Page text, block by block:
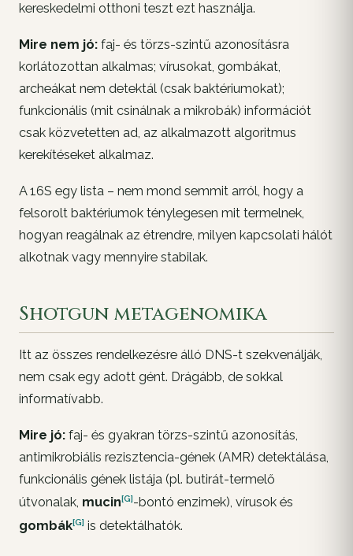
kereskedelmi otthoni teszt ezt használja.
Mire nem jó: faj- és törzs-szintű azonosításra
korlátozottan alkalmas; vírusokat, gombákat,
archeákat nem detektál (csak baktériumokat);
funkcionális (mit csinálnak a mikrobák) információt
csak közvetetten ad, az alkalmazott algoritmus
kerekítéseket alkalmaz.
A 16S egy lista – nem mond semmit arról, hogy a
felsorolt baktériumok ténylegesen mit termelnek,
hogyan reagálnak az étrendre, milyen kapcsolati hálót
alkotnak vagy mennyire stabilak.
Shotgun metagenomika
Itt az összes rendelkezésre álló DNS-t szekvenálják,
nem csak egy adott gént. Drágább, de sokkal
informatívabb.
Mire jó: faj- és gyakran törzs-szintű azonosítás,
antimikrobiális rezisztencia-gének (AMR) detektálása,
funkcionális gének listája (pl. butirát-termelő
útvonalak, mucin[G]-bontó enzimek), vírusok és
gombák[G] is detektálhatók.